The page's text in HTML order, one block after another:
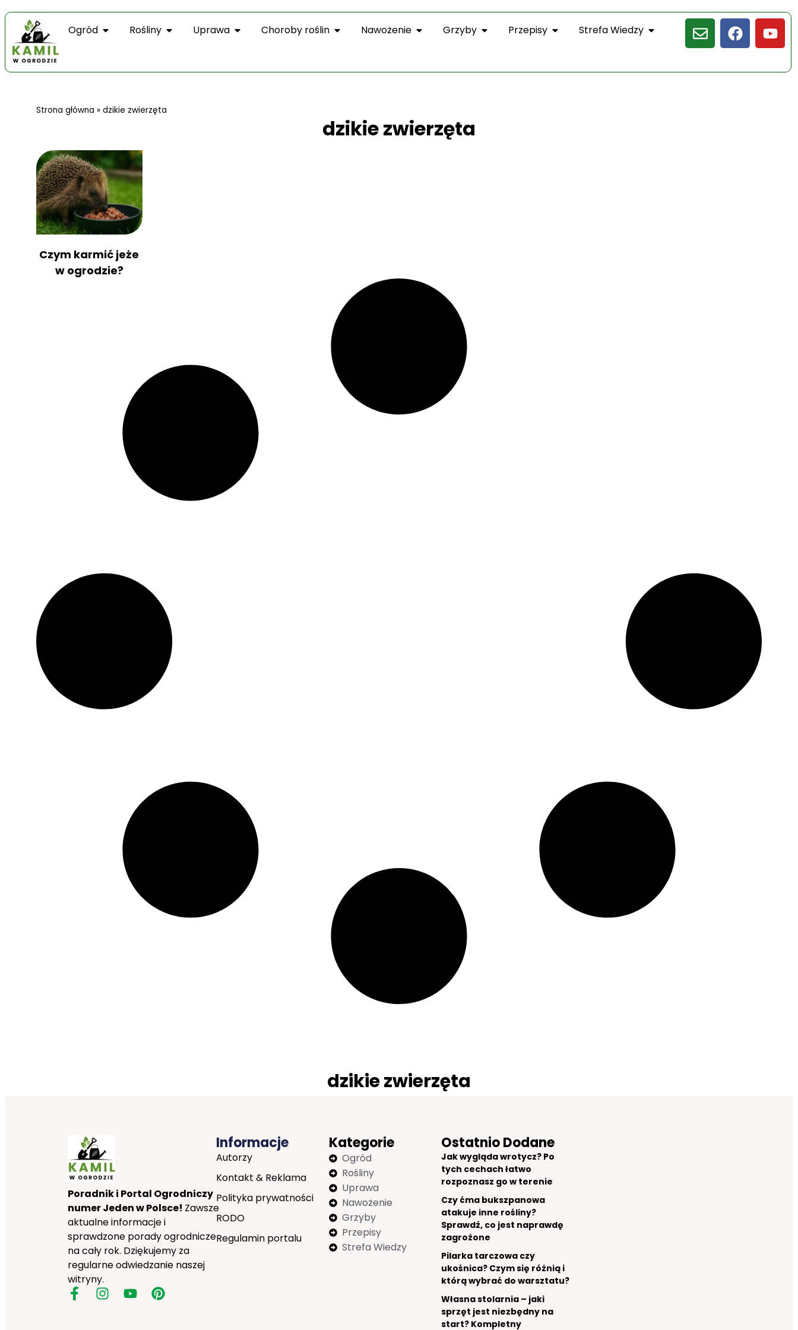
Ogród Rośliny Uprawa Choroby roślin Nawożenie Grzyby Przepisy Strefa Wiedzy
Strona główna »dzikie zwierzęta
dzikie zwierzęta
Czym karmić jeże
w ogrodzie?
dzikie zwierzęta
Poradnik i Portal Ogrodniczy
numer Jeden w Polsce! Zawsze
aktualne informacje i
sprawdzone porady ogrodnicze
na cały rok. Dziękujemy za
regularne odwiedzanie naszej
witryny.
Informacje
Autorzy
Kontakt & Reklama
Polityka prywatności
RODO
Regulamin portalu
Kategorie
Ogród
Rośliny
Uprawa
Nawożenie
Grzyby
Przepisy
Strefa Wiedzy
Ostatnio Dodane
Jak wygląda wrotycz? Po
tych cechach łatwo
rozpoznasz go w terenie
Czy ćma bukszpanowa
atakuje inne rośliny?
Sprawdź, co jest naprawdę
zagrożone
Pilarka tarczowa czy
ukośnica? Czym się różnią i
którą wybrać do warsztatu?
Własna stolarnia – jaki
sprzęt jest niezbędny na
start? Kompletny